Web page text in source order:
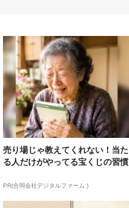
売り場じゃ教えてくれない！当た
る人だけがやってる宝くじの習慣
PR(合同会社デジタルファーム )